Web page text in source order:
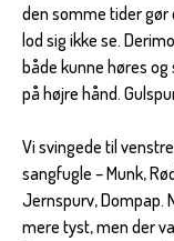
den somme tider gør
lod sig ikke se.
både kunne høres
på højre hånd.
Vi svingede til
sangfugle – Munk,
Jernspurv, Dompap.
mere tyst, men der